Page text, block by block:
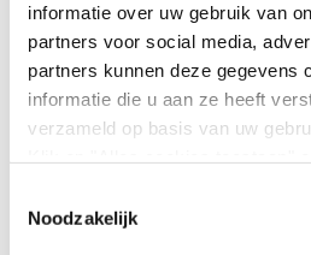
informatie over uw gebruik van
partners voor social media,
partners kunnen deze gegevens
informatie die u aan ze heeft
verzameld op basis van uw
Op onzeprivacypagina
kunt u
cookies en via de cookie-
Noodzakelijk
Risselthof in Horst officieel
Dichterbij ontvangt NEN
Fijn wonen begint met